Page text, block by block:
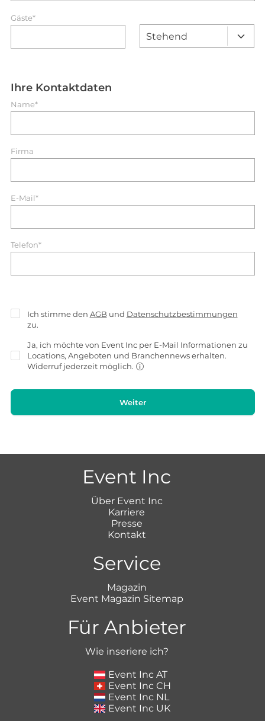
Gäste*
Ihre Kontaktdaten
Name*
Firma
E-Mail*
Telefon*
Ich stimme den AGB und Datenschutzbestimmungen
zu.
Ja, ich möchte von Event Inc per E-Mail Informationen zu
Locations, Angeboten und Branchennews erhalten.
Widerruf jederzeit möglich.
Weiter
Event Inc
Über Event Inc
Karriere
Presse
Kontakt
Service
Magazin
Event Magazin Sitemap
Für Anbieter
Wie inseriere ich?
Event Inc AT
Event Inc CH
Event Inc NL
Event Inc UK